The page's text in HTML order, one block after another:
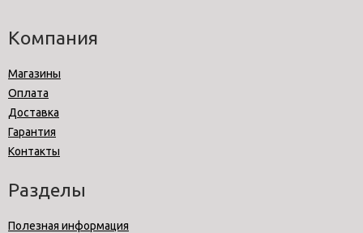
Компания
Магазины
Оплата
Доставка
Гарантия
Контакты
Разделы
Полезная информация